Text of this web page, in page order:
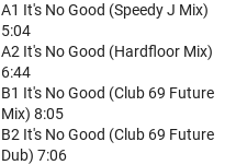
A1 It's No Good (Speedy J Mix)
5:04
A2 It's No Good (Hardfloor Mix)
6:44
B1 It's No Good (Club 69 Future
Mix) 8:05
B2 It's No Good (Club 69 Future
Dub) 7:06